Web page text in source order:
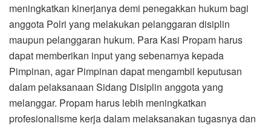
meningkatkan kinerjanya demi penegakkan hukum bagi
anggota Polri yang melakukan pelanggaran disiplin
maupun pelanggaran hukum. Para Kasi Propam harus
dapat memberikan input yang sebenarnya kepada
Pimpinan, agar Pimpinan dapat mengambil keputusan
dalam pelaksanaan Sidang Disiplin anggota yang
melanggar. Propam harus lebih meningkatkan
profesionalisme kerja dalam melaksanakan tugasnya dan